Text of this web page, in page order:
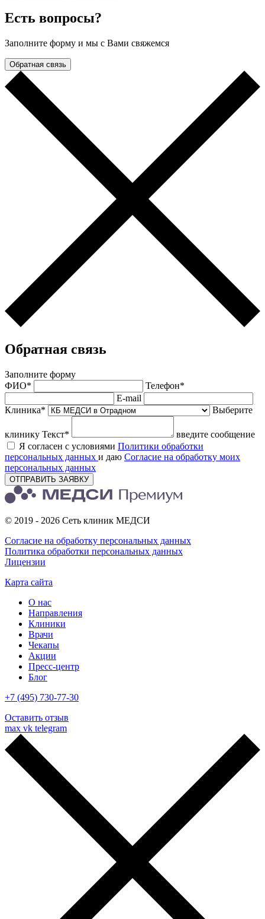
Есть вопросы?
Заполните форму и мы с Вами свяжемся
Обратная связь
Обратная связь
Заполните форму
ФИО*
Телефон*
E-mail
Клиника*
Выберите
клинику Текст*
введите сообщение
Я согласен с условиями Политики обработки
персональных данных и даю Согласие на обработку моих
персональных данных
ОТПРАВИТЬ ЗАЯВКУ
© 2019 - 2026 Сеть клиник МЕДСИ
Согласие на обработку персональных данных
Политика обработки персональных данных
Лицензии
Карта сайта
О нас
Направления
Клиники
Врачи
Чекапы
Акции
Пресс-центр
Блог
+7 (495) 730-77-30
Оставить отзыв
max vk telegram